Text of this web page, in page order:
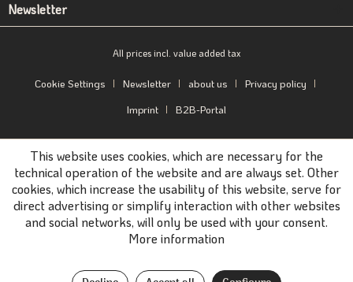
Newsletter
All prices incl. value added tax
Cookie Settings Newsletter about us
Privacy policy
Imprint
B2B-Portal
This website uses cookies, which are necessary for the
technical operation of the website and are always set. Other
cookies, which increase the usability of this website, serve for
direct advertising or simplify interaction with other websites
and social networks, will only be used with your consent.
More information